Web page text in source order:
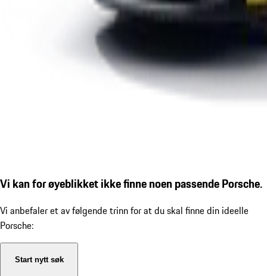
Vi kan for øyeblikket ikke finne noen passende Porsche.
Vi anbefaler et av følgende trinn for at du skal finne din ideelle
Porsche:
Start nytt søk